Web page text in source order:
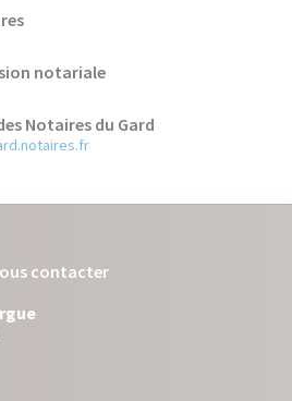
notariale
Notaires du Gard
contacter